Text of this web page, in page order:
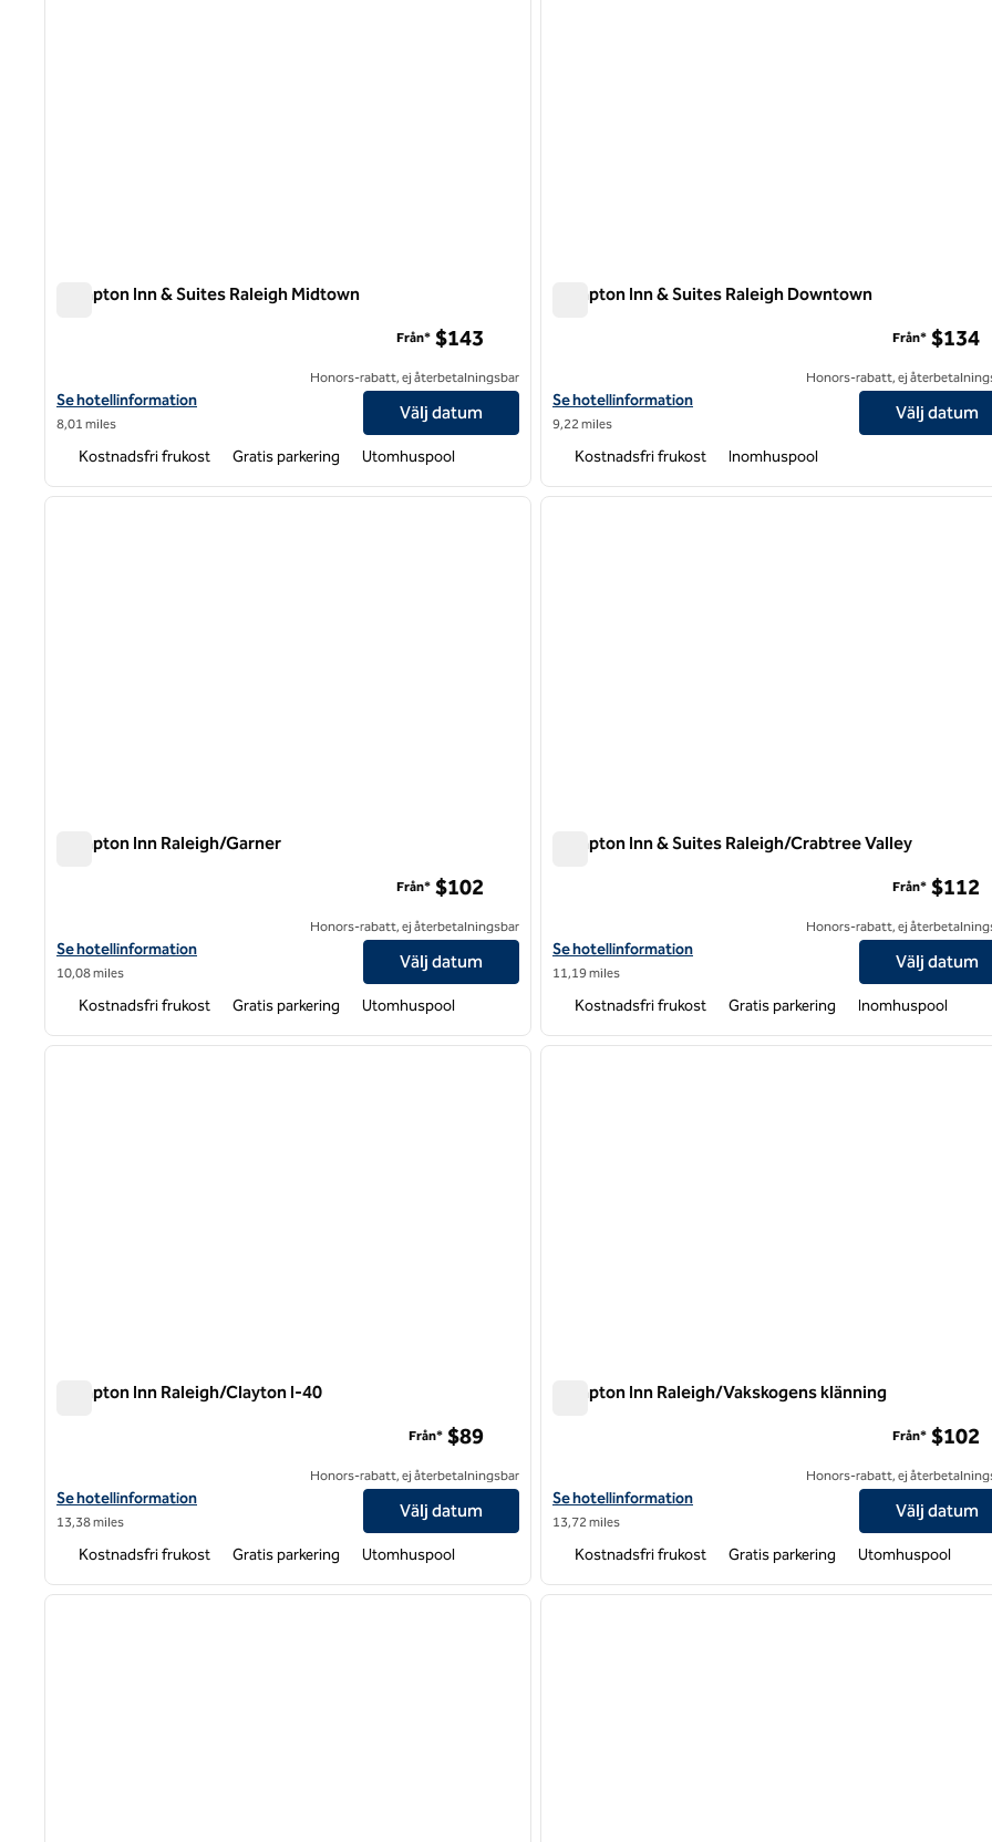
Hampton Inn & Suites Raleigh Midtown
Visa hotelldetaljer för Hampton Inn & Suites Raleigh Midtown
Se hotellinformation
8,01 miles
Från* $143
Honors-rabatt, ej återbetalningsbar
Välj datum
Kostnadsfri frukost Gratis parkering Utomhuspool
Hampton Inn & Suites Raleigh Downtown
Visa hotelldetaljer för Hampton Inn & Suites Raleigh Downtown
Se hotellinformation
9,22 miles
Från* $134
Honors-rabatt, ej
Välj datum
Kostnadsfri frukost Inomhuspool
1 av 12
nästa bild
Hampton Inn Raleigh/Garner
Visa hotelldetaljer för Hampton Inn Raleigh/Garner
Se hotellinformation
10,08 miles
Från* $102
Honors-rabatt, ej återbetalningsbar
Välj datum
Kostnadsfri frukost Gratis parkering Utomhuspool
1 av 12
Hampton Inn & Suites Raleigh/Crabtree Valley
Visa hotelluppgifter för Hampton Inn & Suites Raleigh/Crabtree
Se hotellinformation
11,19 miles
Från* $112
Honors-rabatt, ej
Välj datum
Kostnadsfri frukost Gratis parkering Inomhuspool
1 av 12
nästa bild
Hampton Inn Raleigh/Clayton I-40
Visa hotelldetaljer för Hampton Inn Raleigh/Clayton I-40
Se hotellinformation
13,38 miles
Från* $89
Honors-rabatt, ej återbetalningsbar
Välj datum
Kostnadsfri frukost Gratis parkering Utomhuspool
1 av 12
Hampton Inn Raleigh/Vakskogens klänning
Visa hotelldetaljer för Hampton Inn Raleigh/Town of Wake Forest
Se hotellinformation
13,72 miles
Från* $102
Honors-rabatt, ej
Välj datum
Kostnadsfri frukost Gratis parkering Utomhuspool
1 av 12
nästa bild1 av 12